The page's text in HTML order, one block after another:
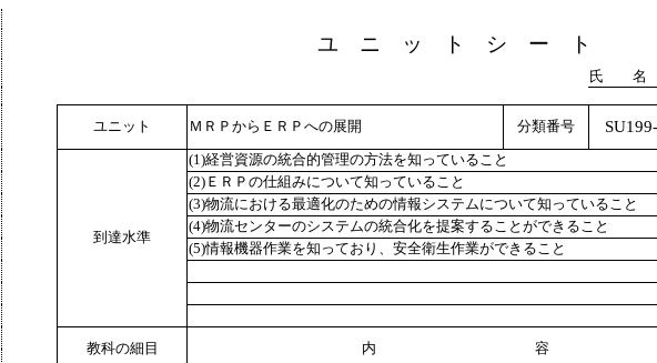
ユ ニ ッ ト シ ー ト
氏 名
ユニット ＭＲＰからＥＲＰへの展開 分類番号
到達水準
(1)経営資源の統合的管理の方法を知っていること
(2)ＥＲＰの仕組みについて知っていること
(3)物流における最適化のための情報システムについて知っていること
(4)物流センターのシステムの統合化を提案することができること
(5)情報機器作業を知っており、安全衛生作業ができること
教科の細目 内 容